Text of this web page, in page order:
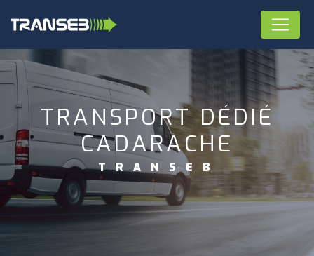
TRANSPORT DÉDIÉ
CADARACHE
TRANSEB